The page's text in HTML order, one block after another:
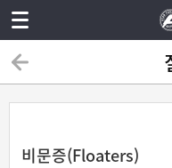
비문증(Floaters)